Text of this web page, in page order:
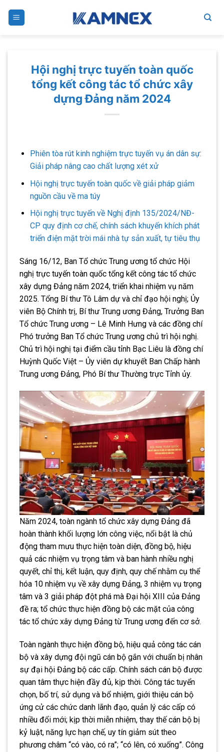
Hội nghị trực tuyến toàn quốc
tổng kết công tác tổ chức xây
dựng Đảng năm 2024
Phiên tòa rút kinh nghiệm trực tuyến vụ án dân sự:
Giải pháp nâng cao chất lượng xét xử
Hội nghị trực tuyến toàn quốc về giải pháp giảm
nguồn cầu về ma túy
Hội nghị trực tuyến về Nghị định 135/2024/NĐ-
CP quy định cơ chế, chính sách khuyến khích phát
triển điện mặt trời mái nhà tự sản xuất, tự tiêu thụ
Sáng 16/12, Ban Tổ chức Trung ương tổ chức Hội
nghị trực tuyến toàn quốc tổng kết công tác tổ chức
xây dựng Đảng năm 2024, triển khai nhiệm vụ năm
2025. Tổng Bí thư Tô Lâm dự và chỉ đạo hội nghị; Ủy
viên Bộ Chính trị, Bí thư Trung ương Đảng, Trưởng Ban
Tổ chức Trung ương – Lê Minh Hưng và các đồng chí
Phó trưởng Ban Tổ chức Trung ương chủ trì hội nghị.
Chủ trì hội nghị tại điểm cầu tỉnh Bạc Liêu là đồng chí
Huỳnh Quốc Việt – Ủy viên dự khuyết Ban Chấp hành
Trung ương Đảng, Phó Bí thư Thường trực Tỉnh ủy.
Năm 2024, toàn ngành tổ chức xây dựng Đảng đã
hoàn thành khối lượng lớn công việc, nổi bật là chủ
động tham mưu thực hiện toàn diện, đồng bộ, hiệu
quả các nhiệm vụ trọng tâm và ban hành nhiều nghị
quyết, chỉ thị, kết luận, quy định, quy chế nhằm cụ thể
hóa 10 nhiệm vụ về xây dựng Đảng, 3 nhiệm vụ trọng
tâm và 3 giải pháp đột phá mà Đại hội XIII của Đảng
đề ra; tổ chức thực hiện đồng bộ các mặt của công
tác tổ chức xây dựng Đảng từ Trung ương đến cơ sở.
Toàn ngành thực hiện đồng bộ, hiệu quả công tác cán
bộ và xây dựng đội ngũ cán bộ gắn với chuẩn bị nhân
sự đại hội Đảng bộ các cấp. Chính sách cán bộ được
quan tâm thực hiện đầy đủ, kịp thời. Công tác tuyển
chọn, bố trí, sử dụng và bổ nhiệm, giới thiệu cán bộ
ứng cử các chức danh lãnh đạo, quản lý các cấp có
nhiều đổi mới; kịp thời miễn nhiệm, thay thế cán bộ bị
kỷ luật, năng lực hạn chế, uy tín giảm sút theo
phương châm “có vào, có ra”; “có lên, có xuống”. Công